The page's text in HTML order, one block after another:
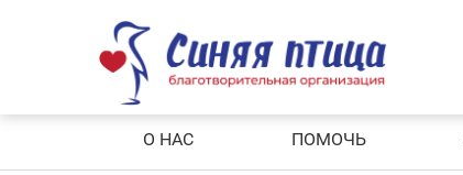
О НАС ПОМОЧЬ